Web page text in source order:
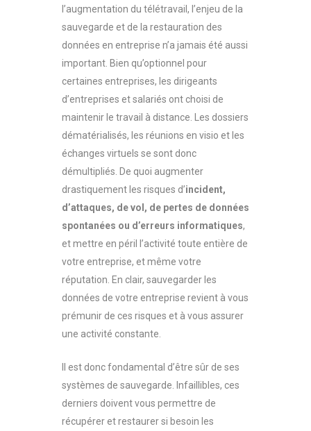
l’augmentation du télétravail, l’enjeu de la
sauvegarde et de la restauration des
données en entreprise n’a jamais été aussi
important. Bien qu’optionnel pour
certaines entreprises, les dirigeants
d’entreprises et salariés ont choisi de
maintenir le travail à distance. Les dossiers
dématérialisés, les réunions en visio et les
échanges virtuels se sont donc
démultipliés. De quoi augmenter
drastiquement les risques d’incident,
d’attaques, de vol, de pertes de données
spontanées ou d’erreurs informatiques,
et mettre en péril l’activité toute entière de
votre entreprise, et même votre
réputation. En clair, sauvegarder les
données de votre entreprise revient à vous
prémunir de ces risques et à vous assurer
une activité constante.
Il est donc fondamental d’être sûr de ses
systèmes de sauvegarde. Infaillibles, ces
derniers doivent vous permettre de
récupérer et restaurer si besoin les